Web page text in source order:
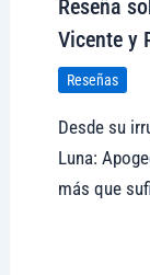
Reseña
Vicente y
Reseñas
Desde su
Luna:
más que